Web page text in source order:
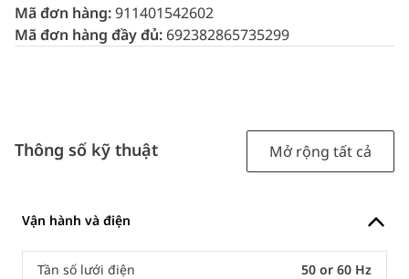
Mã đơn hàng:911401542602
Mã đơn hàng đầy đủ: 692382865735299
Thông số kỹ thuật Mở rộng tất cả
Vận hành và điện
Tần số lưới điện 50 or 60 Hz